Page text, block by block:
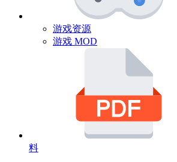
游戏资源
游戏 MOD
料